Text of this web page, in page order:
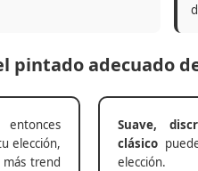
pintado adecuado
elección,
más trend
Suave,
clásico
elección.